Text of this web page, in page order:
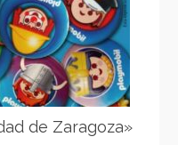
de Zaragoza»